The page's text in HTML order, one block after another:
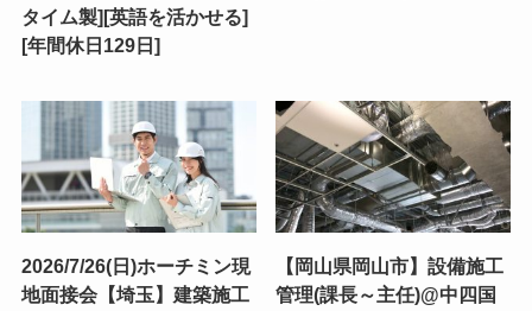
タイム製][英語を活かせる]
[年間休日129日]
2026/7/26(日)ホーチミン現
地面接会【埼玉】建築施工
【岡山県岡山市】設備施工
管理(課長～主任)@中四国